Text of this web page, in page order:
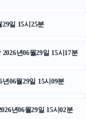
일 15시25분
년06월29일 15시17분
06월29일 15시09분
년06월29일 15시02분